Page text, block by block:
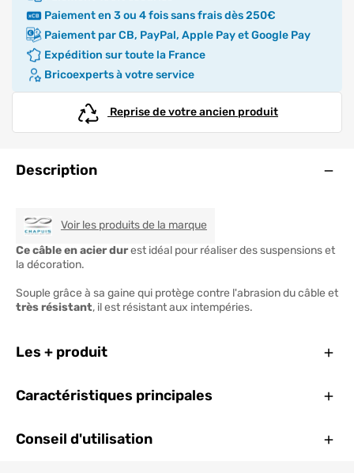
Paiement en 3 ou 4 fois sans frais dès 250€
Paiement par CB, PayPal, Apple Pay et Google Pay
Expédition sur toute la France
Bricoexperts à votre service
Reprise de votre ancien produit
Description
Voir les produits de la marqueCHAPUIS
Ce câble en acier durest idéal pour réaliser des suspensions et
la décoration.
Souple grâce à sa gaine qui protège contre l'abrasion du câble et
très résistant, il est résistant aux intempéries.
Les + produit
Caractéristiques principales
Conseil d'utilisation